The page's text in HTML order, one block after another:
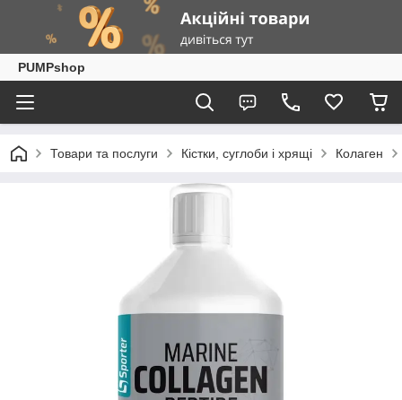
PUMPshop
Товари та послуги Кістки, суглоби і хрящі Колаген